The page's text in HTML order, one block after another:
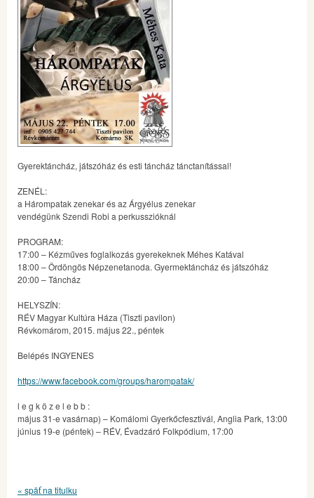
Gyerektáncház, játszóház és esti táncház tánctanítással!
ZENÉL:
a Hárompatak zenekar és az Árgyélus zenekar
vendégünk Szendi Robi a perkusszióknál
PROGRAM:
17:00 – Kézműves foglalkozás gyerekeknek Méhes Katával
18:00 – Ördöngös Népzenetanoda. Gyermektáncház és játszóház
20:00 – Táncház
HELYSZÍN:
RÉV Magyar Kultúra Háza (Tiszti pavilon)
Révkomárom, 2015. május 22., péntek
Belépés INGYENES
https://www.facebook.com/groups/harompatak/
l e g k ö z e l e b b :
május 31-e vasárnap) – Komálomi Gyerkőcfesztivál, Anglia Park, 13:00
június 19-e (péntek) – RÉV, Évadzáró Folkpódium, 17:00
« späť na titulku